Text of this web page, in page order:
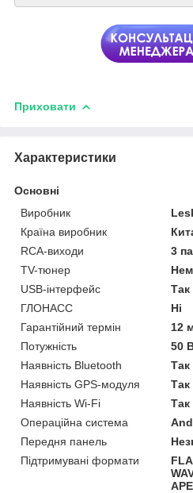
Приховати
Характеристики
Основні
Виробник
Країна виробник
RCA-виходи
3
TV-тюнер
USB-інтерфейс
Так
ГЛОНАСС
Ні
Гарантійний термін
12
Потужність
50
Наявність Bluetooth
Так
Наявність GPS-модуля
Так
Наявність Wi-Fi
Так
Операційна система
Передня панель
Підтримувані формати